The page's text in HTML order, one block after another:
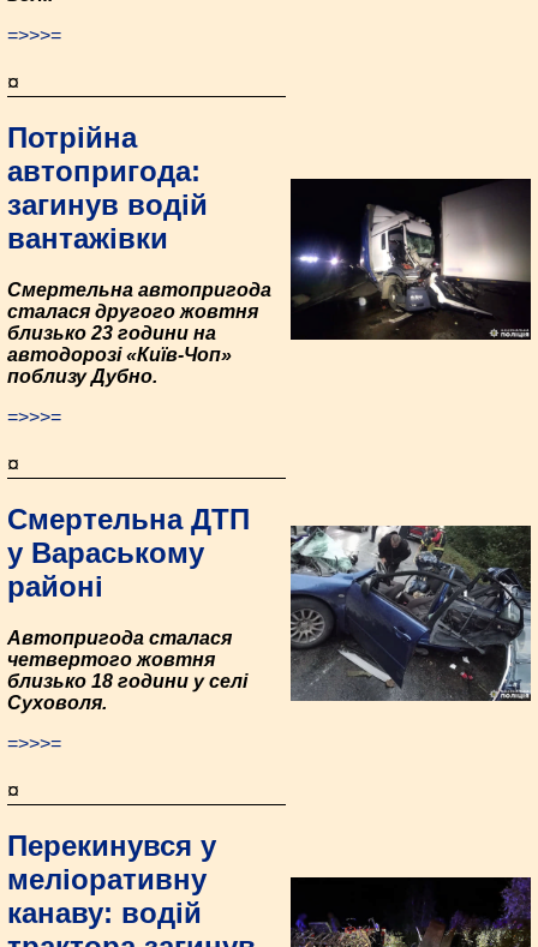
=>>>=
¤
Потрійна
автопригода:
загинув водій
вантажівки
Смертельна автопригода
сталася другого жовтня
близько 23 години на
автодорозі «Київ-Чоп»
поблизу Дубно.
=>>>=
¤
Смертельна ДТП
у Вараському
районі
Автопригода сталася
четвертого жовтня
близько 18 години у селі
Суховоля.
=>>>=
¤
Перекинувся у
меліоративну
канаву: водій